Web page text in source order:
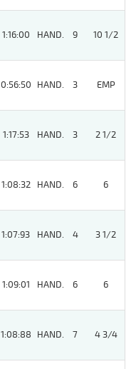
1:16:00 HAND. 9 10 1/2
0:56:50 HAND. 3 EMP
1:17:53 HAND. 3 2 1/2
1:08:32 HAND. 6 6
1:07:93 HAND. 4 3 1/2
1:09:01 HAND. 6 6
1:08:88 HAND. 7 4 3/4